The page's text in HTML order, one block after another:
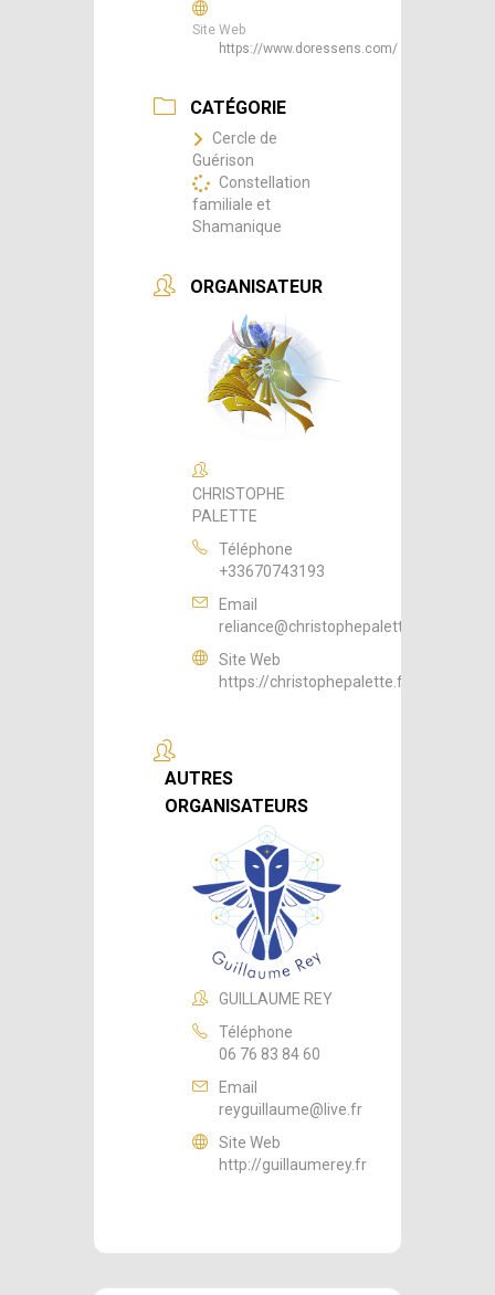
Site Web
https://www.doressens.com/
CATÉGORIE
Cercle de
Guérison
Constellation
familiale et
Shamanique
ORGANISATEUR
CHRISTOPHE
PALETTE
Téléphone
+33670743193
Email
reliance@christophepalette.fr
Site Web
https://christophepalette.fr
AUTRES
ORGANISATEURS
GUILLAUME REY
Téléphone
06 76 83 84 60
Email
reyguillaume@live.fr
Site Web
http://guillaumerey.fr